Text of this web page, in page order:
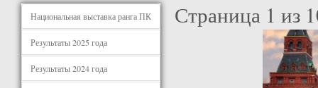
Национальная выставка ранга ПК
Результаты 2025 года
Результаты 2024 года
Страница 1 из